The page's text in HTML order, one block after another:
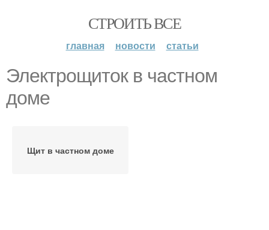
СТРОИТЬ ВСЕ
главная новости статьи
Электрощиток в частном
доме
Щит в частном доме